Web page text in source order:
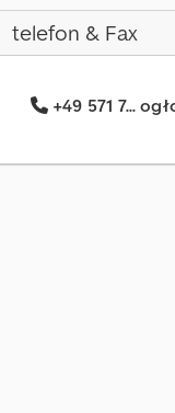
telefon & Fax
+49 571 7...